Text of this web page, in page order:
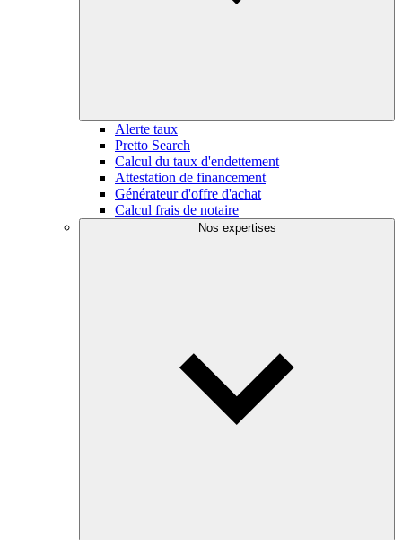
Alerte taux
Pretto Search
Calcul du taux d'endettement
Attestation de financement
Générateur d'offre d'achat
Calcul frais de notaire
Nos expertises